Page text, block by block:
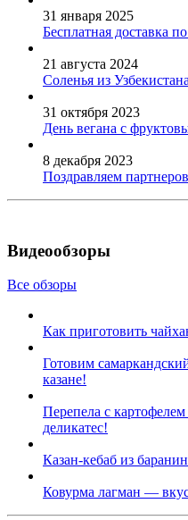
31 января 2025
Бесплатная доставка
21 августа 2024
Соленья из Узбекистана
31 октября 2023
День вегана с
8 декабря 2023
Поздравляем
Видеообзоры
Все обзоры
Как приготовить
Готовим
казане!
Перепела с
деликатес!
Казан-кебаб из
Ковурма лагман —